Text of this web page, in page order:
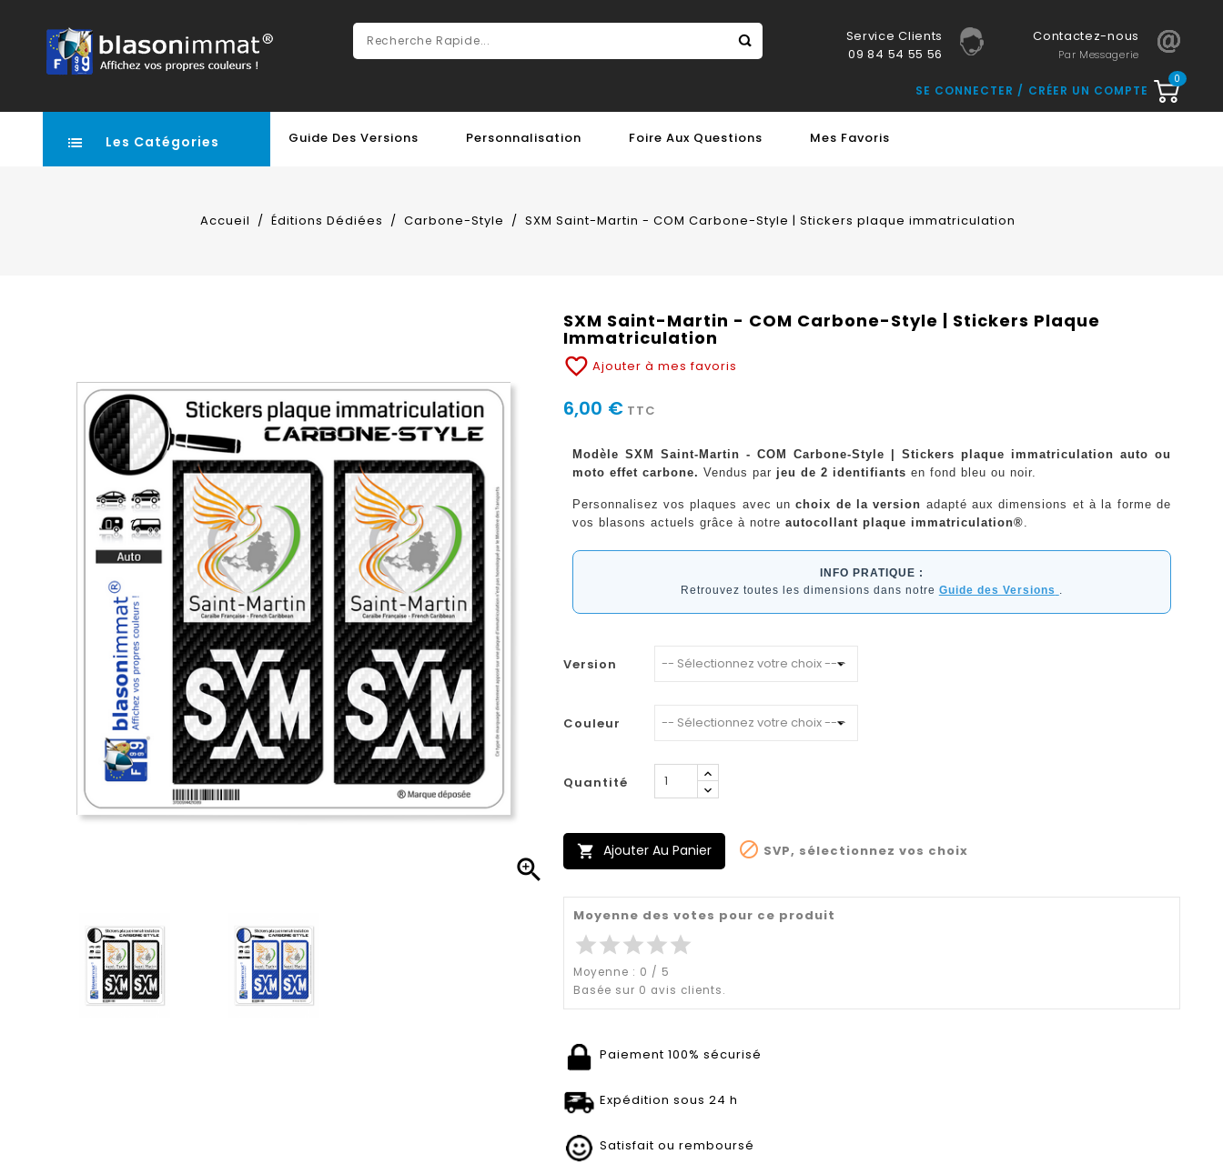
Service Clients
09 84 54 55 56
Contactez-nous
Par Messagerie
0
SE CONNECTER CRÉER UN COMPTE
Les Catégories Guide Des Versions Personnalisation Foire Aux Questions Mes Favoris
Accueil Éditions Dédiées Carbone-Style SXM Saint-Martin - COM Carbone-Style | Stickers plaque immatriculation

SXM Saint-Martin - COM Carbone-Style | Stickers Plaque
Immatriculation
favorite_border Ajouter à mes favoris
6,00 € TTC
Modèle SXM Saint-Martin - COM Carbone-Style | Stickers plaque immatriculation auto ou
moto effet carbone. Vendus par jeu de 2 identifiants en fond bleu ou noir.
Personnalisez vos plaques avec unchoix de la version adapté aux dimensions et à la forme de
vos blasons actuels grâce à notre autocollant plaque immatriculation®
INFO PRATIQUE :
Retrouvez toutes les dimensions dans notre Guide des Versions
Version
Couleur
Quantité
 Ajouter Au Panier  SVP, sélectionnez vos choix
Moyenne des votes pour ce produit
starstarstarstarstar
Moyenne : 0 / 5
Basée sur 0 avis clients.
Paiement 100% sécurisé
Expédition sous 24 h
Satisfait ou remboursé